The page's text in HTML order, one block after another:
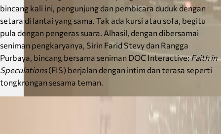
bincang kali ini, pengunjung dan pembicara duduk dengan
setara di lantai yang sama. Tak ada kursi atau sofa, begitu
pula dengan pengeras suara. Alhasil, dengan dibersamai
seniman pengkaryanya, Sirin Farid Stevy dan Rangga
Purbaya, bincang bersama seniman DOC Interactive:Faith in
Speculations(FIS) berjalan dengan intim dan terasa seperti
tongkrongan sesama teman.